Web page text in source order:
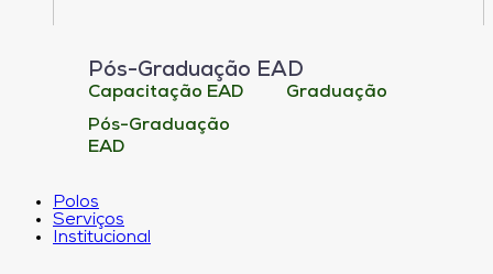
Pós-Graduação EAD
Capacitação EAD
Graduação
Pós-Graduação
EAD
Polos
Serviços
Institucional